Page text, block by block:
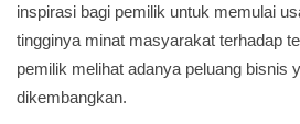
inspirasi bagi pemilik untuk memulai
tingginya minat masyarakat terhadap
pemilik melihat adanya peluang bisnis
dikembangkan.